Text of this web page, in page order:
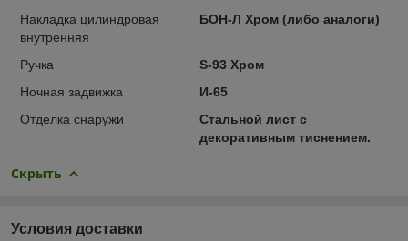
Накладка цилиндровая
внутренняя
БОН-Л Хром (либо аналоги)
Ручка
S-93 Хром
Ночная задвижка
И-65
Отделка снаружи
Стальной лист с
декоративным тиснением.
Скрыть
Условия доставки